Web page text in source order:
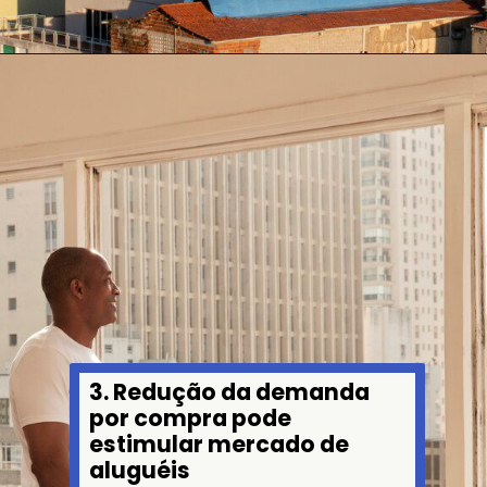
3. Redução da demanda
por compra pode
estimular mercado de
aluguéis